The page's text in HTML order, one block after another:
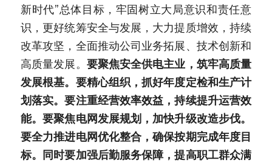
新时代”总体目标，牢固树立大局意识和责任意
识，更好统筹安全与发展，大力提质增效，持续
改革攻坚，全面推动公司业务拓展、技术创新和
高质量发展。 要聚焦安全供电主业，筑牢高质量
发展根基。要精心组织，抓好年度定检和生产计
划落实。要注重经营效率效益，持续提升运营效
能。要聚焦电网发展规划，加快升级改造步伐。
要全力推进电网优化整合，确保按期完成年度目
标。同时要加强后勤服务保障，提高职工群众满